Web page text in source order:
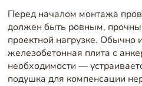
Перед началом монтажа
должен быть ровным,
проектной нагрузке. Обычно
железобетонная плита с
необходимости —
подушка для компенсации